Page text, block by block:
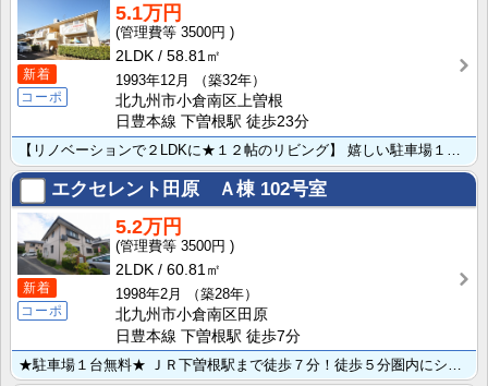
新着
コーポ
5.1万円
3500円
2LDK
58.81㎡
1993年12月
（築32年）
北九州市小倉南区上曽根
日豊本線 下曽根駅 徒歩23分
【リノベーションで２LDKに★１２帖のリビング】 嬉しい駐車場１台無料♪インターネット無料★閑静な住･･･
エクセレント田原 Ａ棟102号室
新着
コーポ
5.2万円
3500円
2LDK
60.81㎡
1998年2月
（築28年）
北九州市小倉南区田原
日豊本線 下曽根駅 徒歩7分